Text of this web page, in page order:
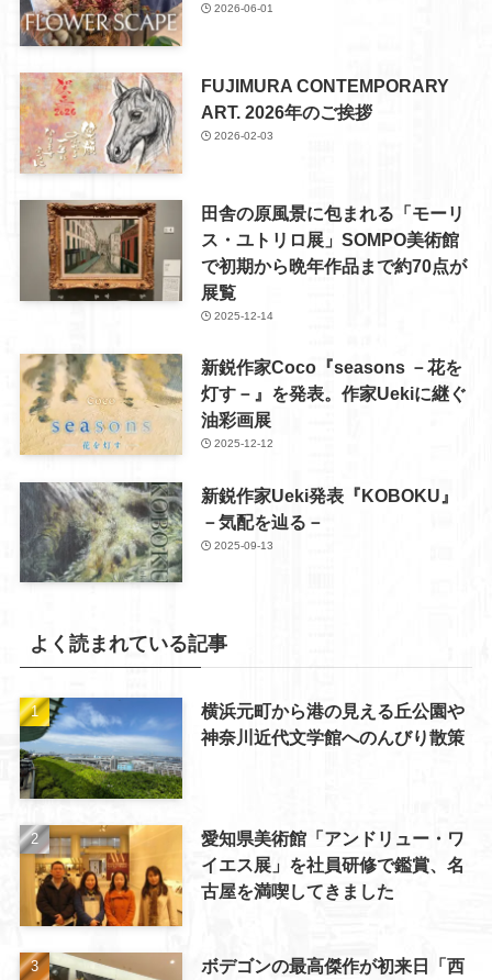
2026-06-01
FUJIMURA CONTEMPORARY
ART. 2026年のご挨拶
2026-02-03
田舎の原風景に包まれる「モーリ
ス・ユトリロ展」SOMPO美術館
で初期から晩年作品まで約70点が
展覧
2025-12-14
新鋭作家Coco『seasons －花を
灯す－』を発表。作家Uekiに継ぐ
油彩画展
2025-12-12
新鋭作家Ueki発表『KOBOKU』
－気配を辿る－
2025-09-13
よく読まれている記事
横浜元町から港の見える丘公園や
神奈川近代文学館へのんびり散策
愛知県美術館「アンドリュー・ワ
イエス展」を社員研修で鑑賞、名
古屋を満喫してきました
ボデゴンの最高傑作が初来日「西